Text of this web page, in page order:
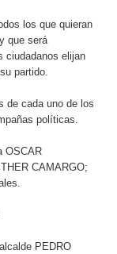
los que quieran
que será
ciudadanos elijan
partido.
de cada uno de los
políticas.
OSCAR
CAMARGO;
PEDRO